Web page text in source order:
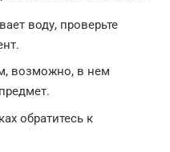
воду, проверьте
возможно, в нем
обратитесь к